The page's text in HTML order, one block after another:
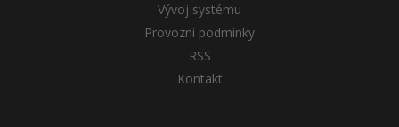
Vývoj systému
Provozní podmínky
RSS
Kontakt